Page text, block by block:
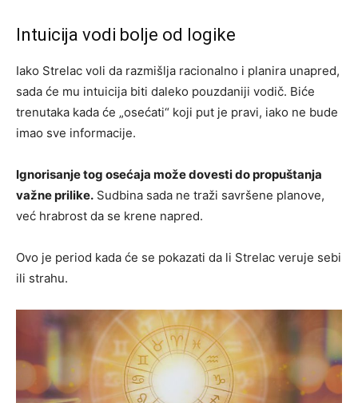
Intuicija vodi bolje od logike
Iako Strelac voli da razmišlja racionalno i planira unapred,
sada će mu intuicija biti daleko pouzdaniji vodič. Biće
trenutaka kada će „osećati“ koji put je pravi, iako ne bude
imao sve informacije.
Ignorisanje tog osećaja može dovesti do propuštanja
važne prilike. Sudbina sada ne traži savršene planove,
već hrabrost da se krene napred.
Ovo je period kada će se pokazati da li Strelac veruje sebi
ili strahu.